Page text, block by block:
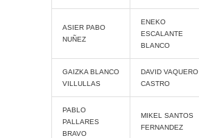
ASIER PABO
NUÑEZ
ENEKO
ESCALANTE
BLANCO
GAIZKA BLANCO
VILLULLAS
DAVID VAQUERO
CASTRO
PABLO
PALLARES
BRAVO
MIKEL SANTOS
FERNANDEZ